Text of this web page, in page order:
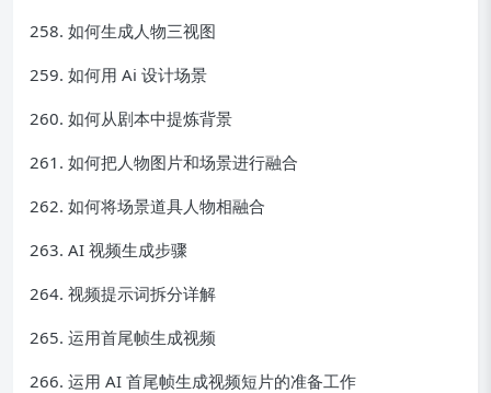
258. 如何生成人物三视图
259. 如何用 Ai 设计场景
260. 如何从剧本中提炼背景
261. 如何把人物图片和场景进行融合
262. 如何将场景道具人物相融合
263. AI 视频生成步骤
264. 视频提示词拆分详解
265. 运用首尾帧生成视频
266. 运用 AI 首尾帧生成视频短片的准备工作